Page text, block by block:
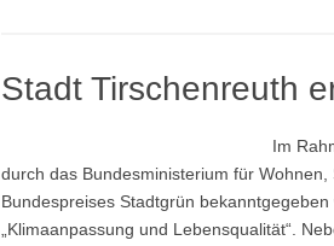
Stadt Tirschenreuth
Im
durch das Bundesministerium für
Bundespreises Stadtgrün
„Klimaanpassung und Lebensqualität“.